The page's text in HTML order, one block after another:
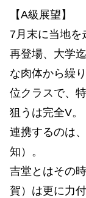
【A級展望】
7月末に当地を
再登場、大学
な肉体から繰
位クラスで、
狙うは完全V。
連携するのは
知）。
吉堂とはその
賀）は更に力